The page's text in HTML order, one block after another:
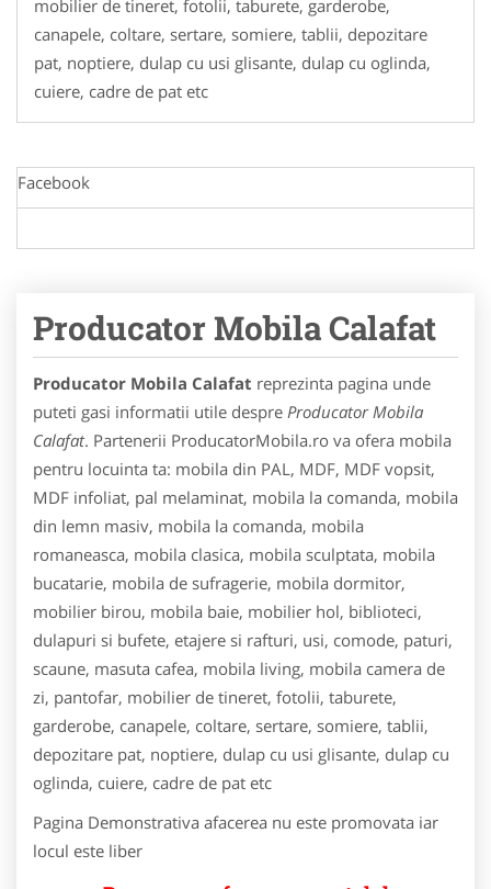
mobilier de tineret, fotolii, taburete, garderobe,
canapele, coltare, sertare, somiere, tablii, depozitare
pat, noptiere, dulap cu usi glisante, dulap cu oglinda,
cuiere, cadre de pat etc
Facebook
Producator Mobila Calafat
Producator Mobila Calafat reprezinta pagina unde
puteti gasi informatii utile despre Producator Mobila
Calafat. Partenerii ProducatorMobila.ro va ofera mobila
pentru locuinta ta: mobila din PAL, MDF, MDF vopsit,
MDF infoliat, pal melaminat, mobila la comanda, mobila
din lemn masiv, mobila la comanda, mobila
romaneasca, mobila clasica, mobila sculptata, mobila
bucatarie, mobila de sufragerie, mobila dormitor,
mobilier birou, mobila baie, mobilier hol, biblioteci,
dulapuri si bufete, etajere si rafturi, usi, comode, paturi,
scaune, masuta cafea, mobila living, mobila camera de
zi, pantofar, mobilier de tineret, fotolii, taburete,
garderobe, canapele, coltare, sertare, somiere, tablii,
depozitare pat, noptiere, dulap cu usi glisante, dulap cu
oglinda, cuiere, cadre de pat etc
Pagina Demonstrativa afacerea nu este promovata iar
locul este liber